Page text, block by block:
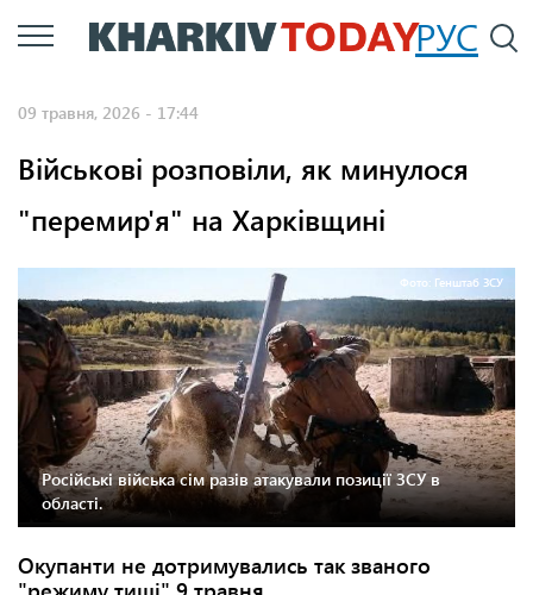
Перейти
до
РУС
09 травня, 2026 - 17:44
Військові розповіли, як минулося
"перемир'я" на Харківщині
Фото: Генштаб ЗСУ
Російські війська сім разів атакували позиції ЗСУ в
області.
Окупанти не дотримувались так званого